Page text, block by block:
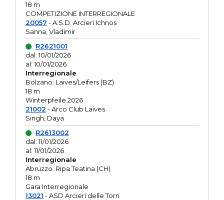
18 m
COMPETIZIONE INTERREGIONALE
20057 - A.S.D. Arcieri Ichnos
Sanna, Vladimir
R2621001
dal: 10/01/2026
al: 10/01/2026
Interregionale
Bolzano: Laives/Leifers (BZ)
18 m
Winterpfeile 2026
21002 - Arco Club Laives
Singh, Daya
R2613002
dal: 11/01/2026
al: 11/01/2026
Interregionale
Abruzzo: Ripa Teatina (CH)
18 m
Gara Interregionale
13021 - ASD Arcieri delle Torri